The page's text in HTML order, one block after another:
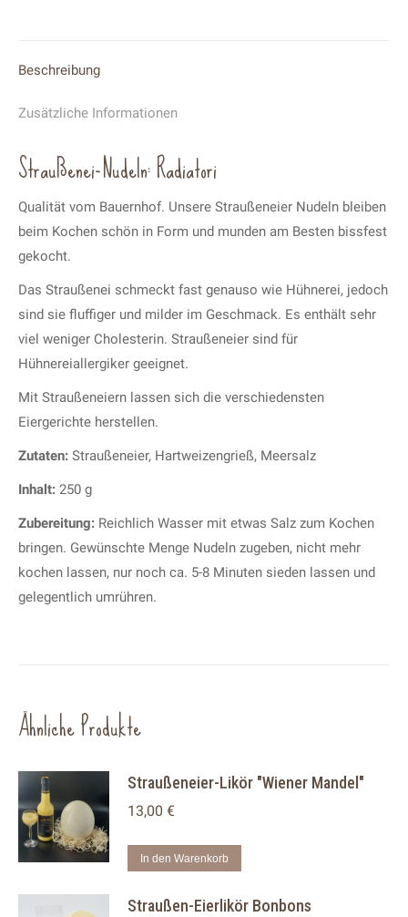
Beschreibung
Zusätzliche Informationen
Straußenei-Nudeln: Radiatori
Qualität vom Bauernhof. Unsere Straußeneier Nudeln bleiben
beim Kochen schön in Form und munden am Besten bissfest
gekocht.
Das Straußenei schmeckt fast genauso wie Hühnerei, jedoch
sind sie fluffiger und milder im Geschmack. Es enthält sehr
viel weniger Cholesterin. Straußeneier sind für
Hühnereiallergiker geeignet.
Mit Straußeneiern lassen sich die verschiedensten
Eiergerichte herstellen.
Zutaten: Straußeneier, Hartweizengrieß, Meersalz
Inhalt: 250 g
Zubereitung: Reichlich Wasser mit etwas Salz zum Kochen
bringen. Gewünschte Menge Nudeln zugeben, nicht mehr
kochen lassen, nur noch ca. 5-8 Minuten sieden lassen und
gelegentlich umrühren.
Ähnliche Produkte
Straußeneier-Likör "Wiener Mandel"
13,00 €
In den Warenkorb
Straußen-Eierlikör Bonbons